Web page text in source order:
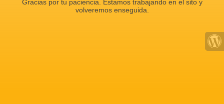
Gracias por tu paciencia. Estamos trabajando en el sito y
volveremos enseguida.